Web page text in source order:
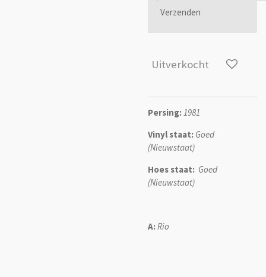
Verzenden
Uitverkocht
Persing:1981
Vinyl staat: Goed
(Nieuwstaat)
Hoes staat: Goed
(Nieuwstaat)
A:Rio